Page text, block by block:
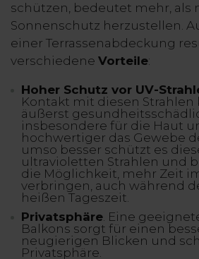
schützen, bedeutet mehr, als
Sonnenschutz herzustellen.
einer Terrassenabdeckung
verschiedene Vorteile:
Hoher Schutz vor UV-
Kontakt mit diesen Strahlen
äußerst
insbesondere für die Haut
hochwertiger das Gewebe
umso besser schützt es
ultravioletten Strahlen und
die Möglichkeit, mehr Zeit
verbringen, auch während
heißen Tageszeit.
Privatsphäre. Eine
Balkons sorgt für einen
neugierigen Blicken und
Privatsphäre.